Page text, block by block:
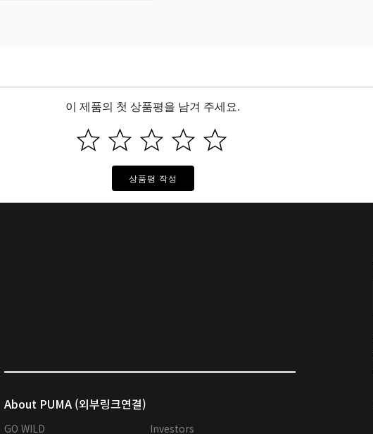
이 제품의 첫 상품평을 남겨 주세요.
상품평 작성
About PUMA (외부링크연결)
GO WILD Investors